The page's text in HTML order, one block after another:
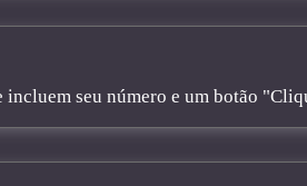
seu número e um botão